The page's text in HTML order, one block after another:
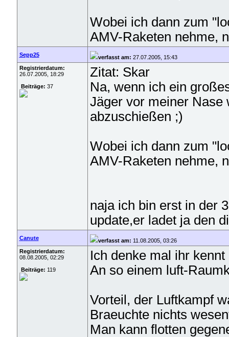
Wobei ich dann zum
AMV-Raketen nehme,
Sepp25 verfasst am: 27.07.2005, 15:43
Registrierdatum:
26.07.2005, 18:29
Beiträge: 37
Zitat: Skar
Na, wenn ich ein
Jäger vor meiner Nase
abzuschießen ;)
Wobei ich dann zum
AMV-Raketen nehme,
naja ich bin erst in der
update,er ladet ja den
Canute verfasst am: 11.08.2005, 03:26
Registrierdatum:
08.08.2005, 02:29
Beiträge: 119
Ich denke mal ihr
An so einem luft-
Vorteil, der Luftkampf
Braeuchte nichts
Man kann flotten